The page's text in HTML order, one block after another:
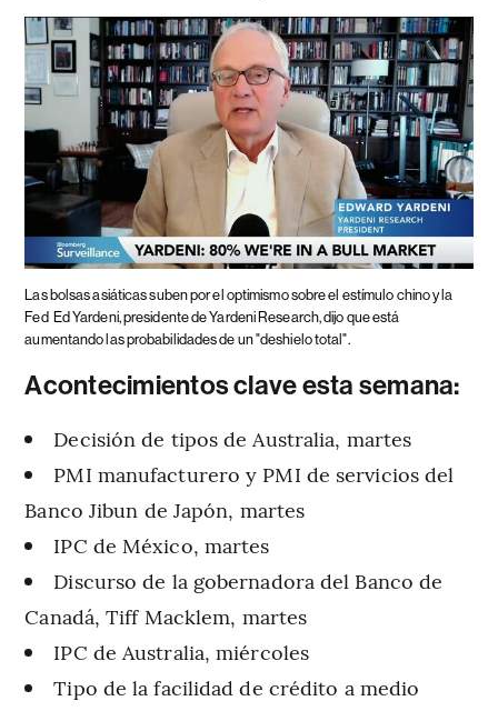
Las bolsas asiáticas suben por el optimismo sobre el estímulo chino y la
Fed Ed Yardeni, presidente de Yardeni Research, dijo que está
aumentando las probabilidades de un "deshielo total".
Acontecimientos clave esta semana:
Decisión de tipos de Australia, martes
PMI manufacturero y PMI de servicios del
Banco Jibun de Japón, martes
IPC de México, martes
Discurso de la gobernadora del Banco de
Canadá, Tiff Macklem, martes
IPC de Australia, miércoles
Tipo de la facilidad de crédito a medio